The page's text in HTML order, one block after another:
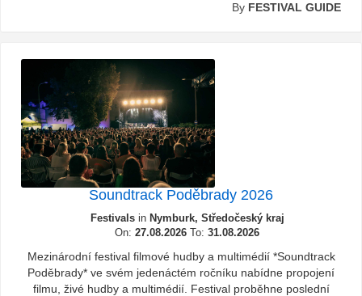
By FESTIVAL GUIDE
Soundtrack Poděbrady 2026
Festivalsin Nymburk, Středočeský kraj
On: 27.08.2026 To: 31.08.2026
Mezinárodní festival filmové hudby a multimédií *Soundtrack
Poděbrady* ve svém jedenáctém ročníku nabídne propojení
filmu, živé hudby a multimédií. Festival proběhne poslední